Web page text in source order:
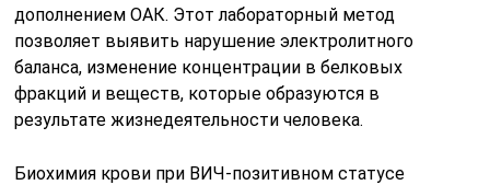
дополнением ОАК. Этот лабораторный метод
позволяет выявить нарушение электролитного
баланса, изменение концентрации в белковых
фракций и веществ, которые образуются в
результате жизнедеятельности человека.
Биохимия крови при ВИЧ-позитивном статусе